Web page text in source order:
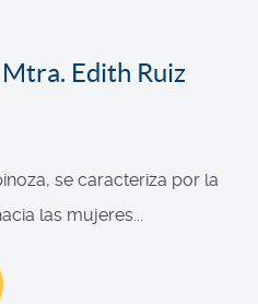
Edith Ruiz
se caracteriza por la
las mujeres...